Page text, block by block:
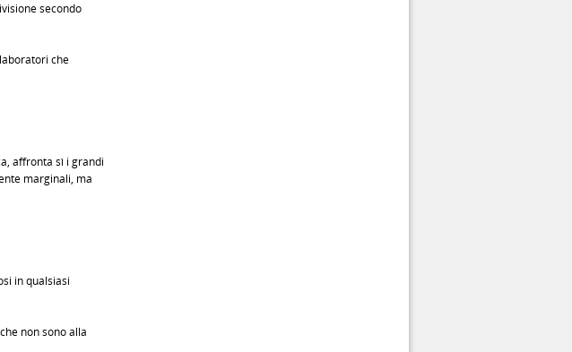
secondo
che
affronta sì i grandi
marginali, ma
in qualsiasi
non sono alla